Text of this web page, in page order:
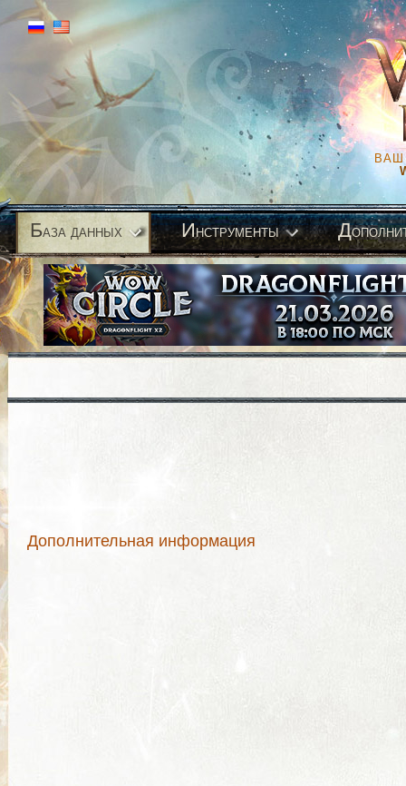
ВАШ
База данных Инструменты Д
Дополнительная информация